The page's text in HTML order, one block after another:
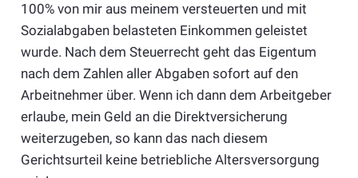
100% von mir aus meinem versteuerten und mit
Sozialabgaben belasteten Einkommen geleistet
wurde. Nach dem Steuerrecht geht das Eigentum
nach dem Zahlen aller Abgaben sofort auf den
Arbeitnehmer über. Wenn ich dann dem Arbeitgeber
erlaube, mein Geld an die Direktversicherung
weiterzugeben, so kann das nach diesem
Gerichtsurteil keine betriebliche Altersversorgung